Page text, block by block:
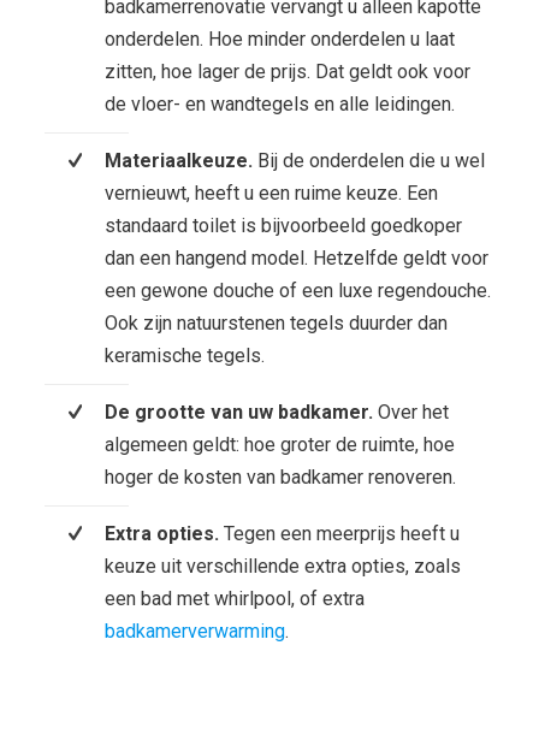
badkamerrenovatie vervangt u alleen kapotte
onderdelen. Hoe minder onderdelen u laat
zitten, hoe lager de prijs. Dat geldt ook voor
de vloer- en wandtegels en alle leidingen.
Materiaalkeuze. Bij de onderdelen die u wel
vernieuwt, heeft u een ruime keuze. Een
standaard toilet is bijvoorbeeld goedkoper
dan een hangend model. Hetzelfde geldt voor
een gewone douche of een luxe regendouche.
Ook zijn natuurstenen tegels duurder dan
keramische tegels.
De grootte van uw badkamer. Over het
algemeen geldt: hoe groter de ruimte, hoe
hoger de kosten van badkamer renoveren.
Extra opties. Tegen een meerprijs heeft u
keuze uit verschillende extra opties, zoals
een bad met whirlpool, of extra
badkamerverwarming.